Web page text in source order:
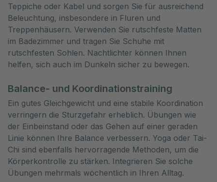
Teppiche oder Kabel und sorgen Sie für ausreichend
Beleuchtung, insbesondere in Fluren und
Treppenhäusern. Verwenden Sie rutschfeste Matten
im Badezimmer und tragen Sie Schuhe mit
rutschfesten Sohlen. Nachtlichter können Ihnen
helfen, sich auch im Dunkeln sicher zu bewegen.
Balance- und Koordinationstraining
Ein gutes Gleichgewicht und eine stabile Koordination
verringern die Sturzgefahr erheblich. Übungen wie
der Einbeinstand oder das Gehen auf einer geraden
Linie können Ihre Balance verbessern. Yoga oder Tai-
Chi sind ebenfalls hervorragende Methoden, um die
Körperkontrolle zu stärken. Integrieren Sie solche
Übungen mehrmals wöchentlich in Ihren Alltag.